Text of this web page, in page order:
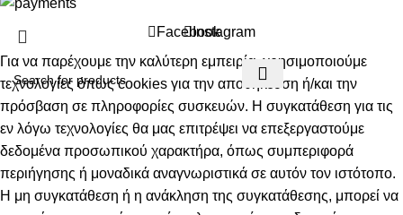
FacebookInstagram
Για να παρέχουμε την καλύτερη εμπειρία, χρησιμοποιούμε
τεχνολογίες όπως cookies για την αποθήκευση ή/και την
πρόσβαση σε πληροφορίες συσκευών. Η συγκατάθεση για τις
εν λόγω τεχνολογίες θα μας επιτρέψει να επεξεργαστούμε
δεδομένα προσωπικού χαρακτήρα, όπως συμπεριφορά
περιήγησης ή μοναδικά αναγνωριστικά σε αυτόν τον ιστότοπο.
Η μη συγκατάθεση ή η ανάκληση της συγκατάθεσης, μπορεί να